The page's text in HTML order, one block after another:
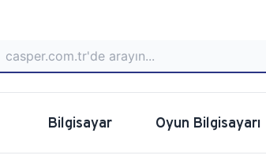
Bilgisayar Oyun Bilgisayarı